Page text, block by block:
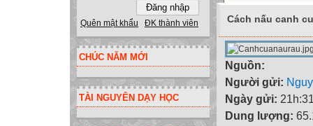
Quên mật khẩu ĐK thành viên
CHÚC NĂM MỚI
TÀI NGUYÊN DẠY HỌC
Cách nấu canh
Nguồn:
Người gửi:
Ngày gửi:
Dung lượng: